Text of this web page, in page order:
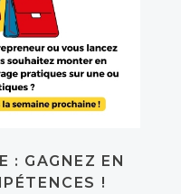
: GAGNEZ EN
!